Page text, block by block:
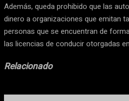
Además, queda prohibido que las
dinero a organizaciones que emitan
personas que se encuentran de
las licencias de conducir otorgadas
Relacionado